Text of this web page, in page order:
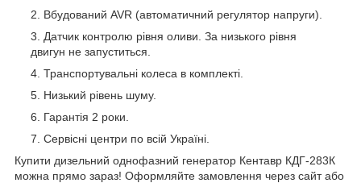
Вбудований AVR (автоматичний регулятор напруги).
Датчик контролю рівня оливи. За низького рівня
двигун не запуститься.
Транспортувальні колеса в комплекті.
Низький рівень шуму.
Гарантія 2 роки.
Сервісні центри по всій Україні.
Купити дизельний однофазний генератор Кентавр КДГ-283К
можна прямо зараз! Оформляйте замовлення через сайт або